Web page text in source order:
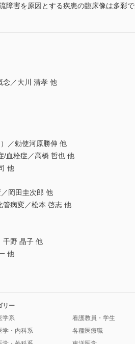
障害を原因とする疾患の臨床像は多彩で
／大川 清孝 他
／勅使河原勝伸 他
/血栓症／高橋 哲也 他
他
岡田圭次郎 他
病変／松本 啓志 他
千野 晶子 他
他
リー
学系
学・内科系
看護教員・学生
各種医療職